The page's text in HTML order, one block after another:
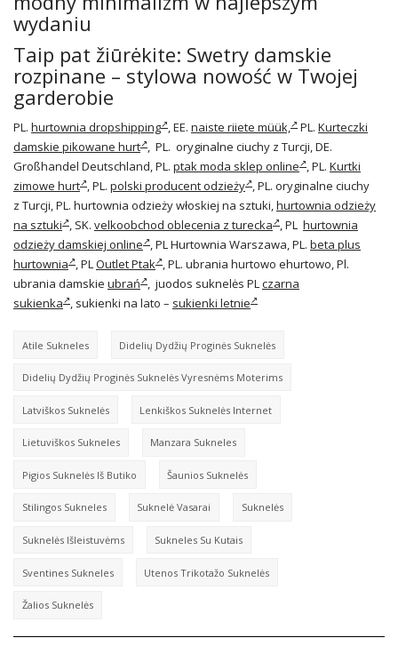
wydaniu
Taip pat žiūrėkite: Swetry damskie
rozpinane – stylowa nowość w Twojej
garderobie
PL. hurtownia dropshipping , EE. naiste riiete müük, PL. Kurteczki
damskie pikowane hurt , PL. oryginalne ciuchy z Turcji, DE.
Großhandel Deutschland, PL. ptak moda sklep online , PL. Kurtki
zimowe hurt , PL. polski producent odzieży , PL. oryginalne ciuchy
z Turcji, PL. hurtownia odzieży włoskiej na sztuki,hurtownia odzieży
na sztuki , SK. velkoobchod oblecenia z turecka , PL hurtownia
odzieży damskiej online , PL Hurtownia Warszawa, PL. beta plus
hurtownia , PLOutlet Ptak , PL. ubrania hurtowo ehurtowo, Pl.
ubrania damskie ubrań , juodos suknelės PLczarna
sukienka , sukienki na lato – sukienki letnie
Atile Sukneles Didelių Dydžių Proginės Suknelės
Didelių Dydžių Proginės Suknelės Vyresnėms Moterims
Latviškos Suknelės Lenkiškos Suknelės Internet
Lietuviškos Sukneles Manzara Sukneles
Pigios Suknelės Iš Butiko Šaunios Suknelės
Stilingos Sukneles Suknelė Vasarai Suknelės
Suknelės Išleistuvėms Sukneles Su Kutais
Sventines Sukneles Utenos Trikotažo Suknelės
Žalios Suknelės